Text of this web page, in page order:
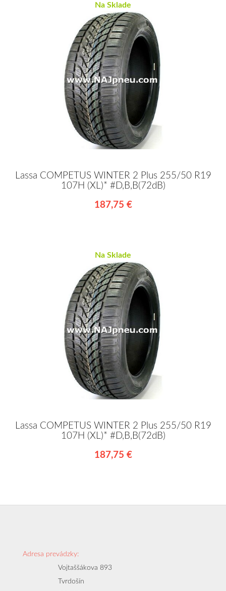
Na Sklade
Lassa COMPETUS WINTER 2 Plus 255/50 R19
107H (XL)* #D,B,B(72dB)
187,75 €
Na Sklade
Lassa COMPETUS WINTER 2 Plus 255/50 R19
107H (XL)* #D,B,B(72dB)
187,75 €
Adresa prevádzky:
Vojtaššákova 893
Tvrdošín